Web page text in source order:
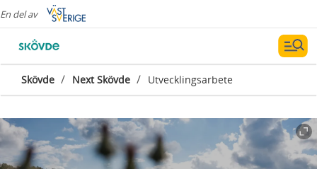
En del av
Skövde / Next Skövde / Utvecklingsarbete